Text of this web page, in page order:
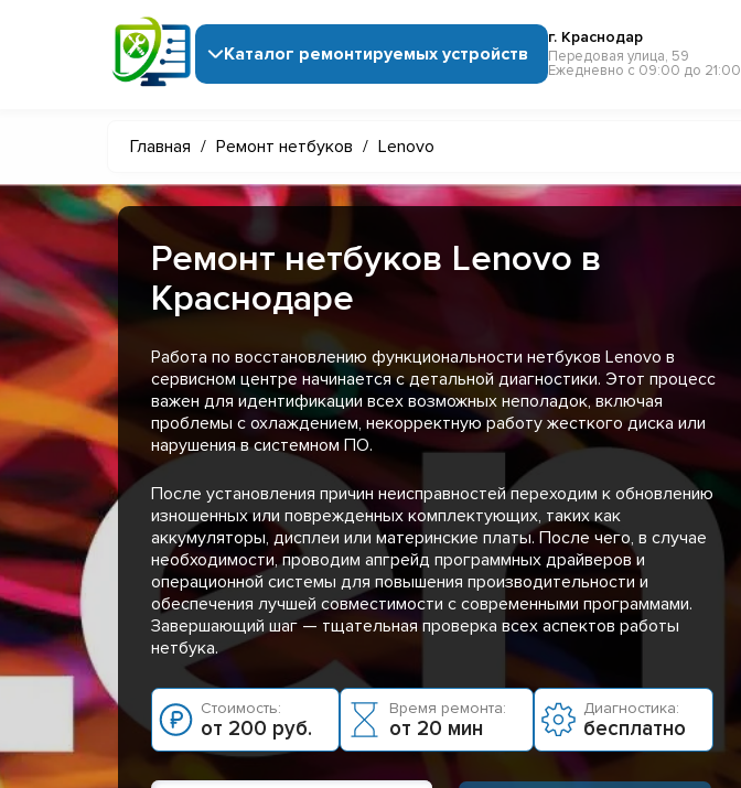
Каталог ремонтируемых устройств
г. Краснодар
Передовая улица, 59
Ежедневно с 09:00 до 21:00
Главная / Ремонт нетбуков / Lenovo
Ремонт нетбуков Lenovo в
Краснодаре
Работа по восстановлению функциональности нетбуков Lenovo в
сервисном центре начинается с детальной диагностики. Этот процесс
важен для идентификации всех возможных неполадок, включая
проблемы с охлаждением, некорректную работу жесткого диска или
нарушения в системном ПО.
После установления причин неисправностей переходим к обновлению
изношенных или поврежденных комплектующих, таких как
аккумуляторы, дисплеи или материнские платы. После чего, в случае
необходимости, проводим апгрейд программных драйверов и
операционной системы для повышения производительности и
обеспечения лучшей совместимости с современными программами.
Завершающий шаг — тщательная проверка всех аспектов работы
нетбука.
Стоимость:
от 200 руб.
Время ремонта:
от 20 мин
Диагностика:
бесплатно